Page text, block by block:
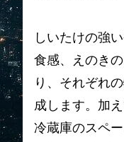
しいたけの強
食感、えのき
り、それぞれ
成します。加
冷蔵庫のスペ